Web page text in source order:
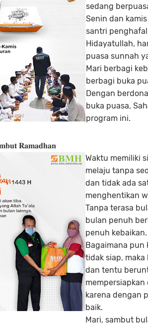
sedang
Senin dan
santri
Hidayatullah,
puasa sunnah
Mari berbagi
berbagi buka
Dengan
buka puasa,
program ini.
𝐑𝐚𝐦𝐚𝐝𝐡𝐚𝐧
Waktu memiliki
melaju tanpa
dan tidak ada
menghentikan
Tanpa terasa
bulan penuh
penuh kebaikan.
Bagaimana pun
tidak siap,
dan tentu
karena dengan
baik.
Mari, sambut